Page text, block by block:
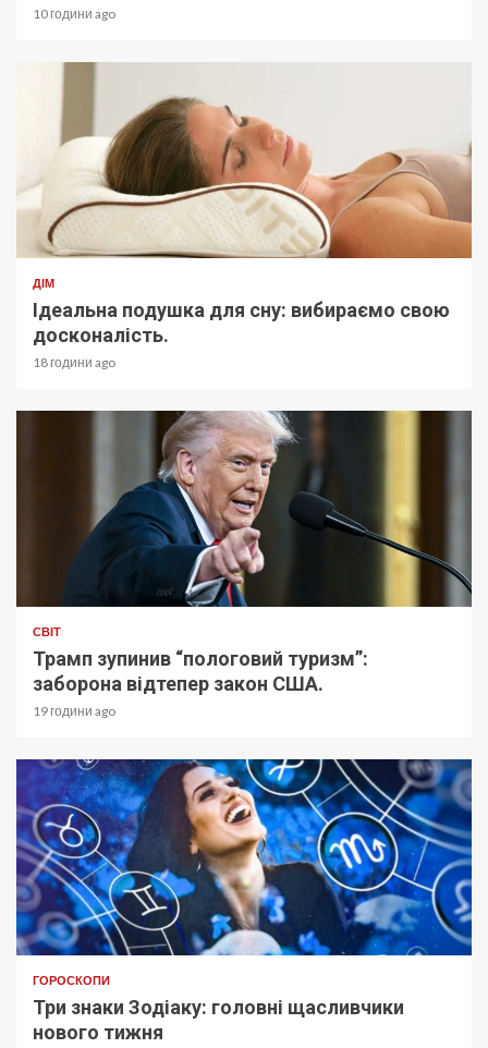
10 години ago
ДІМ
Ідеальна подушка для сну: вибираємо свою
досконалість.
18 години ago
СВІТ
Трамп зупинив “пологовий туризм”:
заборона відтепер закон США.
19 години ago
ГОРОСКОПИ
Три знаки Зодіаку: головні щасливчики
нового тижня